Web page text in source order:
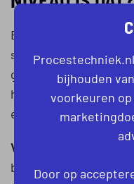
Bij de vacatures voor
staan: operator A, B
gevraagde niveau
hebt hangt af van de
eventuele
Vapro basisoperator
basisoperator of
bijhouden
voorkeuren
Door op